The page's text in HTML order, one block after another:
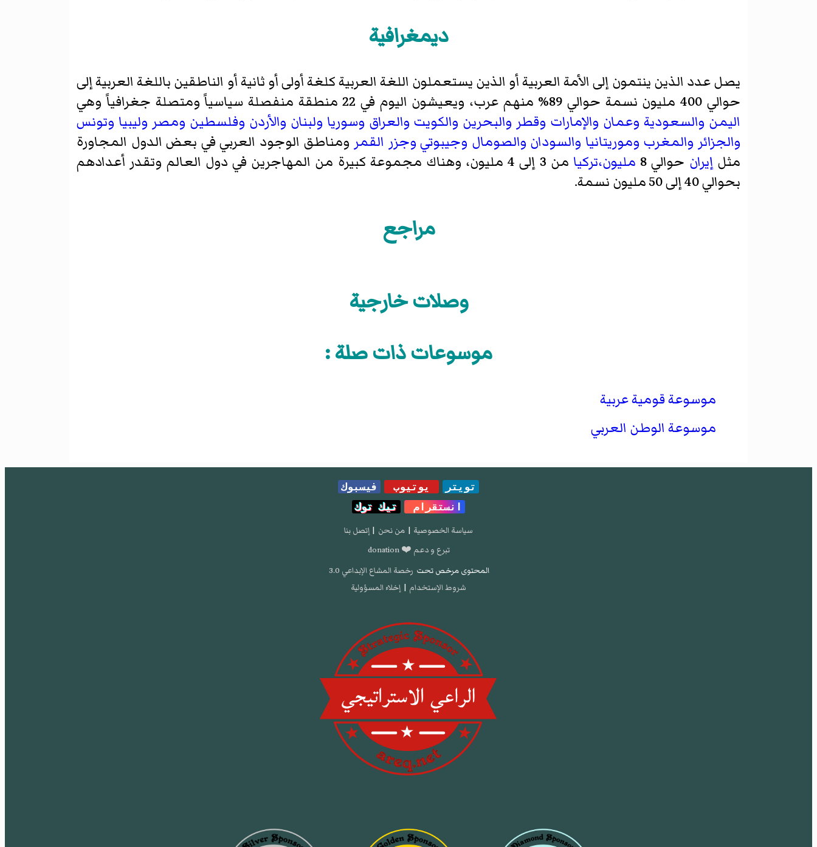
ديمغرافية
يصل عدد الذين ينتمون إلى الأمة العربية أو الذين يستعملون اللغة العربية كلغة أولى أو ثانية أو الناطقين باللغة العربية إلى
حوالي 400 مليون نسمة حوالي 89% منهم عرب، ويعيشون اليوم في 22 منطقة منفصلة سياسياً ومتصلة جغرافياً وهي
اليمن والسعودية وعمان والإمارات وقطر والبحرين والكويت والعراق وسوريا ولبنان والأردن وفلسطين ومصر وليبيا وتونس
والجزائر والمغرب وموريتانيا والسودان والصومال وجيبوتي وجزر القمر ومناطق الوجود العربي في بعض الدول المجاورة
مثلإيران حوالي 8 مليون،تركيا
من 3 إلى 4 مليون، وهناك مجموعة كبيرة من المهاجرين في دول العالم وتقدر أعدادهم
بحوالي 40 إلى 50 مليون نسمة.
مراجع
وصلات خارجية
موسوعات ذات صلة :
موسوعة قومية عربية
موسوعة الوطن العربي
تويتر يوتيوب
فيسبوك
انستقرام
تيك توك
سياسة الخصوصية | من نحن | إتصل بنا
تبرع و دعم ❤️ donation
المحتوى مرخص تحت رخصة المشاع الإبداعي 3.0
شروط الإستخدام | إخلاء المسؤولية